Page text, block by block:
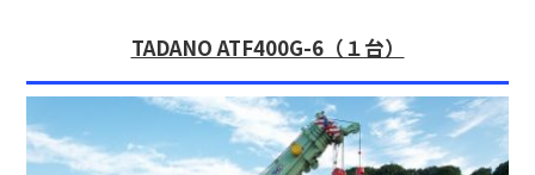
TADANO ATF400G-6（１台）